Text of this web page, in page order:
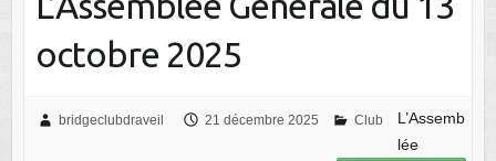
octobre 2025
bridgeclubdraveil 21 décembre 2025 Club
L’Assemb
lée